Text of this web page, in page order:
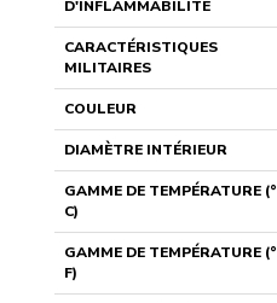
D'INFLAMMABILITÉ
CARACTÉRISTIQUES
MILITAIRES
COULEUR
DIAMÈTRE INTÉRIEUR
GAMME DE TEMPÉRATURE (°
C)
GAMME DE TEMPÉRATURE (°
F)